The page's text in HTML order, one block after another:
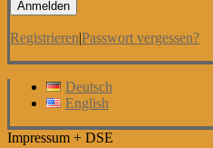
Registrieren|Passwort vergessen?
Deutsch
English
Impressum + DSE